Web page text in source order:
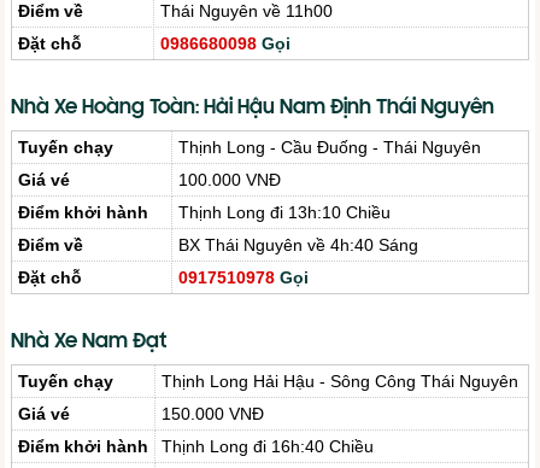
Điểm về
Thái Nguyên về 11h00
Đặt chỗ
0986680098 Gọi
Nhà Xe Hoàng Toàn: Hải Hậu Nam Định Thái Nguyên
Tuyến chạy
Thịnh Long - Cầu Đuống - Thái Nguyên
Giá vé
100.000 VNĐ
Điểm khởi hành
Thịnh Long đi 13h:10 Chiều
Điểm về
BX Thái Nguyên về 4h:40 Sáng
Đặt chỗ
0917510978 Gọi
Nhà Xe Nam Đạt
Tuyến chạy
Thịnh Long Hải Hậu - Sông Công Thái Nguyên
Giá vé
150.000 VNĐ
Điểm khởi hành
Thịnh Long đi 16h:40 Chiều